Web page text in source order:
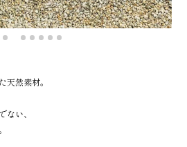
天然素材。
い、